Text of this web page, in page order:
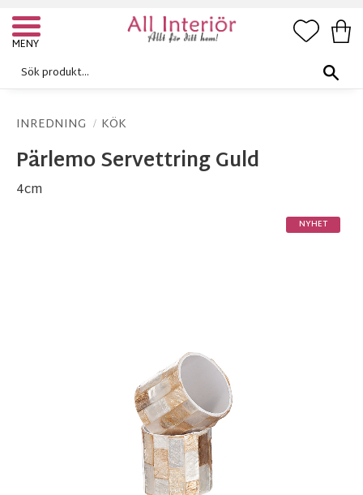
Meny
INREDNING KÖK
Pärlemo Servettring Guld
4cm
NYHET